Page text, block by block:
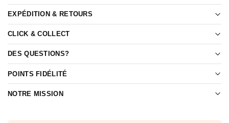
EXPÉDITION & RETOURS
CLICK & COLLECT
DES QUESTIONS?
POINTS FIDÉLITÉ
NOTRE MISSION